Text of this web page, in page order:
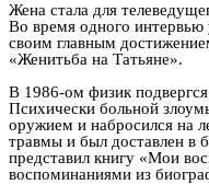
Жена стала для
Во время одного
своим главным
«Женитьба на Татьяне».
В 1986-ом физик
Психически больной
оружием и набросился на
травмы и был доставлен в
представил книгу «Мои
воспоминаниями из